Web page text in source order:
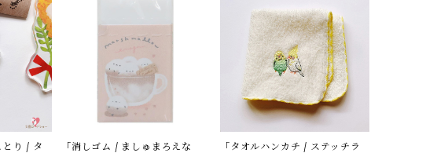
とり / タ
「消しゴム / ましゅまろえな
「タオルハンカチ / ステッチラ